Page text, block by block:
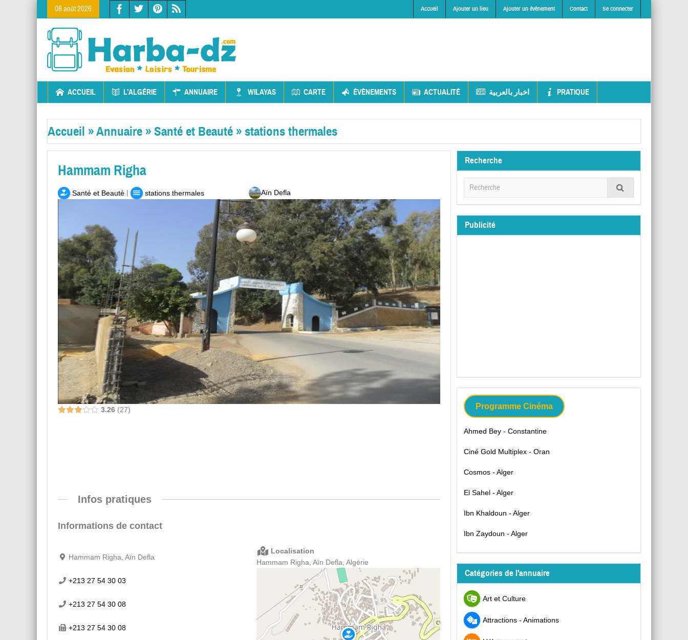
08 août 2026 Accueil Ajouter un lieu Ajouter un évènement Contact Se connecter
ACCUEIL L’ALGÉRIE ANNUAIRE WILAYAS CARTE ÉVÈNEMENTS ACTUALITÉ اخبار بالعربية PRATIQUE
Accueil »Annuaire »Santé et Beauté »stations thermales
Hammam Righa
Santé et Beauté | stations thermales Aïn Defla
3.26 27
Infos pratiques
Informations de contact
Hammam Righa, Aïn Defla
+213 27 54 30 03
+213 27 54 30 08
+213 27 54 30 08
Localisation
Hammam Righa, Aïn Defla, Algérie
Recherche
Publicité
Programme Cinéma
Ahmed Bey - Constantine
Ciné Gold Multiplex - Oran
Cosmos - Alger
El Sahel - Alger
Ibn Khaldoun - Alger
Ibn Zaydoun - Alger
Catégories de l'annuaire
Art et Culture
Attractions - Animations